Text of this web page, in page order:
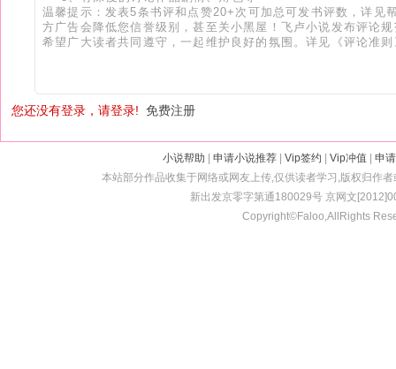
您还没有登录，请登录! 免费注册
小说帮助 | 申请小说推荐| Vip签约 | Vip冲值 | 申
本站部分作品收集于网络或网友上传,仅供读者学习,版权归作
新出发京零字第通180029号 京网文
Copyright©Faloo,AllRights